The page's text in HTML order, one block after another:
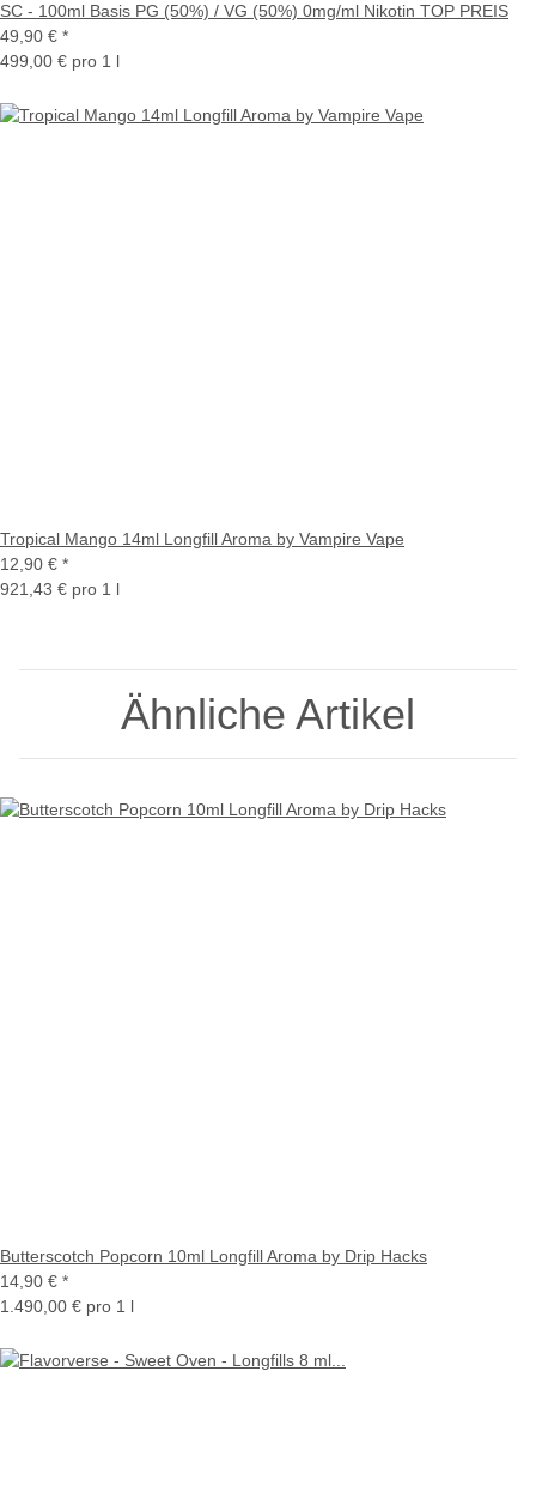
SC - 100ml Basis PG (50%) / VG (50%) 0mg/ml Nikotin TOP PREIS
49,90 € *
499,00 € pro 1 l
Tropical Mango 14ml Longfill Aroma by Vampire Vape
12,90 € *
921,43 € pro 1 l
Ähnliche Artikel
Butterscotch Popcorn 10ml Longfill Aroma by Drip Hacks
14,90 € *
1.490,00 € pro 1 l